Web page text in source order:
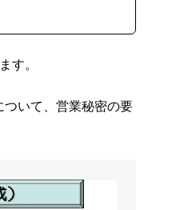
す。
ついて、営業秘密の要